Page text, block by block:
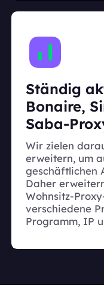
Ständig
Bonaire,
Saba-
Wir zielen
erweitern, um
geschäftlichen
Daher
Wohnsitz-
verschiedene
Programm, IP